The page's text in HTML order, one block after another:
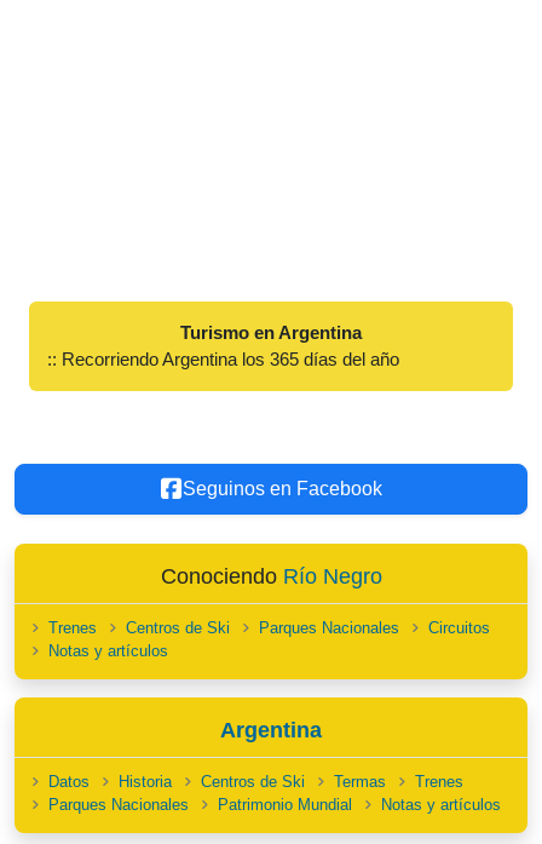
Turismo en Argentina
:: Recorriendo Argentina los 365 días del año
Seguinos en Facebook
Conociendo Río Negro
Trenes Centros de Ski Parques Nacionales
Circuitos
Notas y artículos
Argentina
Datos Historia Centros de Ski Termas
Trenes
Parques Nacionales
Patrimonio Mundial Notas y artículos